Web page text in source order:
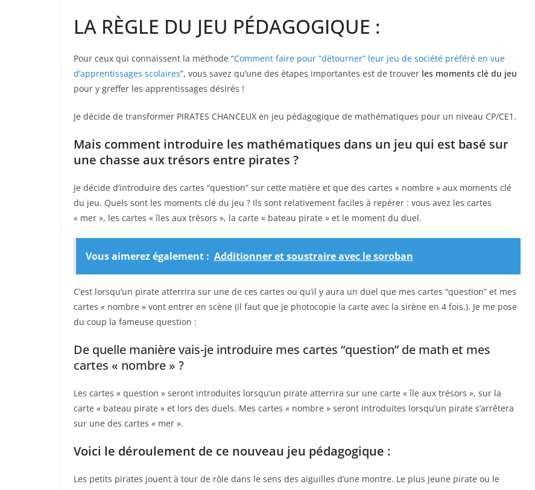
LA RÈGLE DU JEU PÉDAGOGIQUE :
Pour ceux qui connaissent la méthode “Comment faire pour “détourner” leur jeu de société préféré en vue
d’apprentissages scolaires”, vous savez qu’une des étapes importantes est de trouver les moments clé du jeu
pour y greffer les apprentissages désirés !
Je décide de transformer PIRATES CHANCEUX en jeu pédagogique de mathématiques pour un niveau CP/CE1.
Mais comment introduire les mathématiques dans un jeu qui est basé sur
une chasse aux trésors entre pirates ?
Je décide d’introduire des cartes “question” sur cette matière et que des cartes « nombre » aux moments clé
du jeu. Quels sont les moments clé du jeu ? Ils sont relativement faciles à repérer : vous avez les cartes
« mer », les cartes « îles aux trésors », la carte « bateau pirate » et le moment du duel.
Vous aimerez également : Additionner et soustraire avec le soroban
C’est lorsqu’un pirate atterrira sur une de ces cartes ou qu’il y aura un duel que mes cartes “question” et mes
cartes « nombre » vont entrer en scène (il faut que je photocopie la carte avec la sirène en 4 fois.). Je me pose
du coup la fameuse question :
De quelle manière vais-je introduire mes cartes “question” de math et mes
cartes « nombre » ?
Les cartes « question » seront introduites lorsqu’un pirate atterrira sur une carte « île aux trésors », sur la
carte « bateau pirate » et lors des duels. Mes cartes « nombre » seront introduites lorsqu’un pirate s’arrêtera
sur une des cartes « mer ».
Voici le déroulement de ce nouveau jeu pédagogique :
Les petits pirates jouent à tour de rôle dans le sens des aiguilles d’une montre. Le plus jeune pirate ou le